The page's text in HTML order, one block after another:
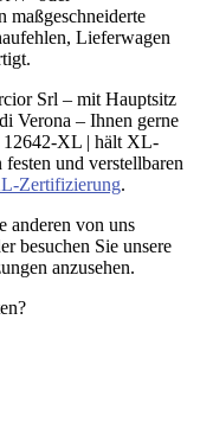
maßgeschneiderte
Lieferwagen
Srl – mit Hauptsitz
Verona – Ihnen gerne
12642-XL | hält XL-
und verstellbaren
Zertifizierung.
anderen von uns
besuchen Sie unsere
anzusehen.